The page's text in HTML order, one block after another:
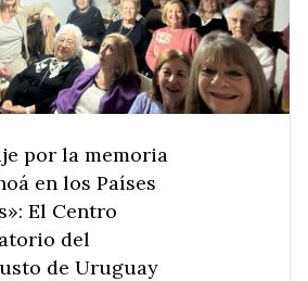
por la memoria
en los Países
El Centro
del
de Uruguay